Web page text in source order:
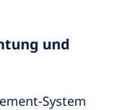
und
System